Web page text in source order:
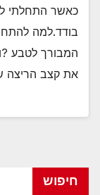
כאשר התחלתי
בודד.למה
המבורך לטבע
את קצב הריצה
חיפוש